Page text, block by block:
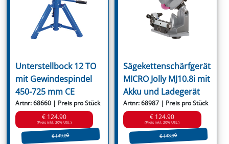
Unterstellbock 12 TO
mit Gewindespindel
450-725 mm CE
Artnr: 68660 | Preis pro Stück
€ 124.90
(Preis inkl. 20% USt.)
€ 149.00
Sägekettenschärfgerät
MICRO Jolly MJ10.8i mit
Akku und Ladegerät
Artnr: 68987 | Preis pro Stück
€ 124.90
(Preis inkl. 20% USt.)
€ 148.90